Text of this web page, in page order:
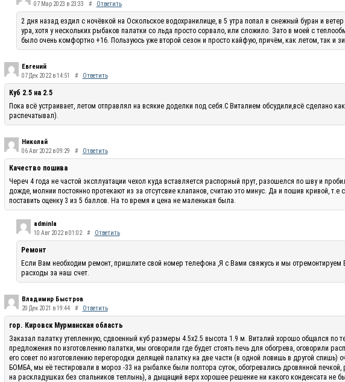
07 Мар 2023 в 23:33 # Ответить
2 дня назад ездил с ночёвкой на Оскольское водохранилище, в 5 утра попал в снежный буран и
ура, хотя у нескольких рыбаков палатки со льда просто сорвало, или сложило. Зато в моей с
было очень комфортно +16. Пользуюсь уже второй сезон и просто кайфую, причём, как летом, так и
Евгений
07 Дек 2022 в 14:51 # Ответить
Куб 2.5 на 2.5
Пока всё устраивает, летом отправлял на всякие доделки под себя.С Виталием обсудили,всё сделано
распечатывал).
Николай
06 Авг 2022 в 09:29 # Ответить
Качество пошива
Череч 4 года не частой эксплуатации чехол куда вставляется распорный прут, разошелся по шву и
дожде, молнии постоянно протекают из за отсутсвие клапанов, считаю это минус. Да и пошив кривой,
поставить оценку 3 из 5 баллов. На то время и цена не маленькая была.
adminla
10 Авг 2022 в 01:02 # Ответить
Ремонт
Если Вам необходим ремонт, пришлите свой номер телефона ,Я с Вами свяжусь и мы отремонтируем
расходы за наш счет.
Владимир Быстров
20 Дек 2021 в 19:44 # Ответить
гор. Кировск Мурманская область
Заказал палатку утепленную, сдвоенный куб размеры 4.5х2.5 высота 1.9 м. Виталий хорошо общался по
предложения по изготовлению палатки, мы оговорили где будет стоять печь для обогрева, оговорили
его совет по изготовлению перегородки делящей палатку на две части (в одной ловишь в другой спишь)
БОМБА, мы её тестировали в мороз -33 на рыбалке были полтора суток, обогревались дровянной
на раскладушках без спальников теплынь), а дыщащий верх хорошее решение ни какого конденсата не